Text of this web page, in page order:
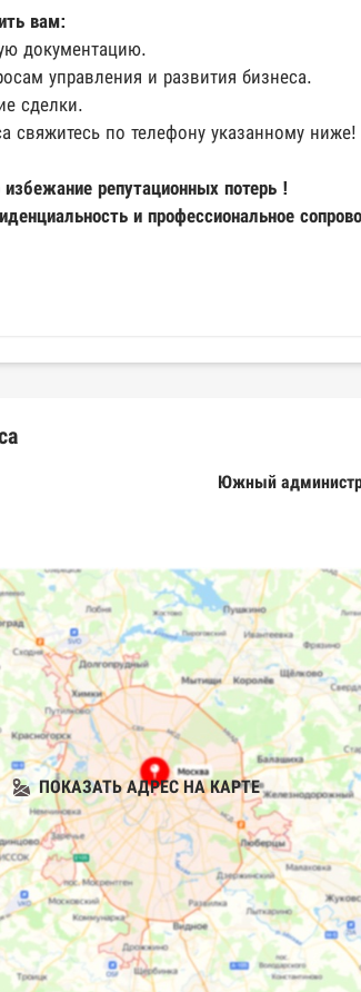
вам:
документацию.
управления и развития бизнеса.
сделки.
свяжитесь по телефону указанному ниже!
репутационных потерь !
и профессиональное
Южный
ПОКАЗАТЬ АДРЕС НА КАРТЕ